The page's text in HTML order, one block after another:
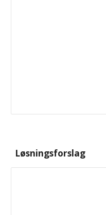
Løsningsforslag